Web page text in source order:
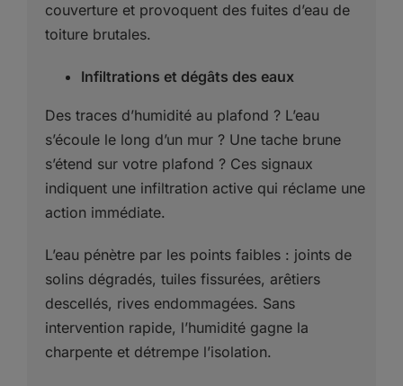
couverture et provoquent des fuites d’eau de
toiture brutales.
Infiltrations et dégâts des eaux
Des traces d’humidité au plafond ? L’eau
s’écoule le long d’un mur ? Une tache brune
s’étend sur votre plafond ? Ces signaux
indiquent une infiltration active qui réclame une
action immédiate.
L’eau pénètre par les points faibles : joints de
solins dégradés, tuiles fissurées, arêtiers
descellés, rives endommagées. Sans
intervention rapide, l’humidité gagne la
charpente et détrempe l’isolation.